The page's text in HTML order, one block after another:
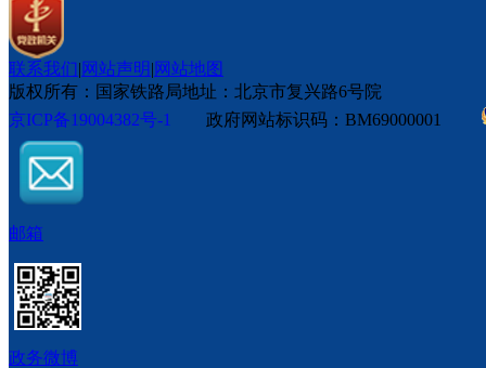
联系我们|网站声明|网站地图
版权所有：国家铁路局地址：北京市复兴路6号院
京ICP备19004382号-1
政府网站标识码：BM69000001
邮箱
政务微博